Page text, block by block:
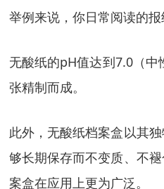
举例来说，你日常阅读的
无酸纸的pH值达到7.0（
张精制而成。
此外，无酸纸档案盒以其
够长期保存而不变质、不
案盒在应用上更为广泛。